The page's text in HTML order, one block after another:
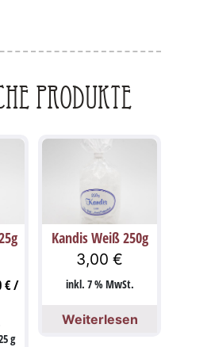
Produkte
€/
g
Kandis Weiß 250g
3,00€
inkl. 7 % MwSt.
Weiterlesen